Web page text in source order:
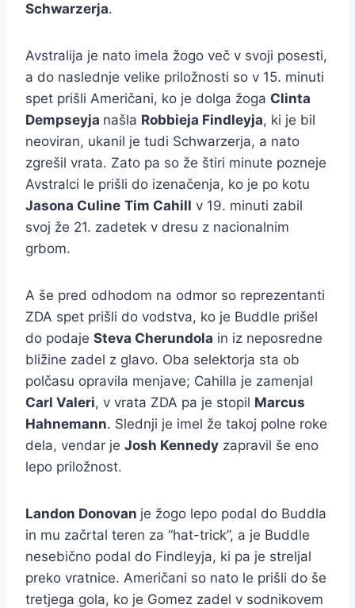
Schwarzerja.
Avstralija je nato imela žogo več v svoji posesti,
a do naslednje velike priložnosti so v 15. minuti
spet prišli Američani, ko je dolga žoga Clinta
Dempseyja našla Robbieja Findleyja, ki je bil
neoviran, ukanil je tudi Schwarzerja, a nato
zgrešil vrata. Zato pa so že štiri minute pozneje
Avstralci le prišli do izenačenja, ko je po kotu
Jasona Culine Tim Cahill v 19. minuti zabil
svoj že 21. zadetek v dresu z nacionalnim
grbom.
A še pred odhodom na odmor so reprezentanti
ZDA spet prišli do vodstva, ko je Buddle prišel
do podaje Steva Cherundola in iz neposredne
bližine zadel z glavo. Oba selektorja sta ob
polčasu opravila menjave; Cahilla je zamenjal
Carl Valeri, v vrata ZDA pa je stopil Marcus
Hahnemann. Slednji je imel že takoj polne roke
dela, vendar je Josh Kennedy zapravil še eno
lepo priložnost.
Landon Donovan je žogo lepo podal do Buddla
in mu začrtal teren za “hat-trick”, a je Buddle
nesebično podal do Findleyja, ki pa je streljal
preko vratnice. Američani so nato le prišli do še
tretjega gola, ko je Gomez zadel v sodnikovem